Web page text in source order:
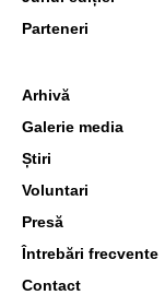
Arhivă
Galerie media
Știri
Voluntari
Presă
Întrebări frecvente
Contact
Parteneri